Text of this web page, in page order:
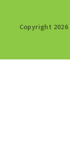
Copyright 2026